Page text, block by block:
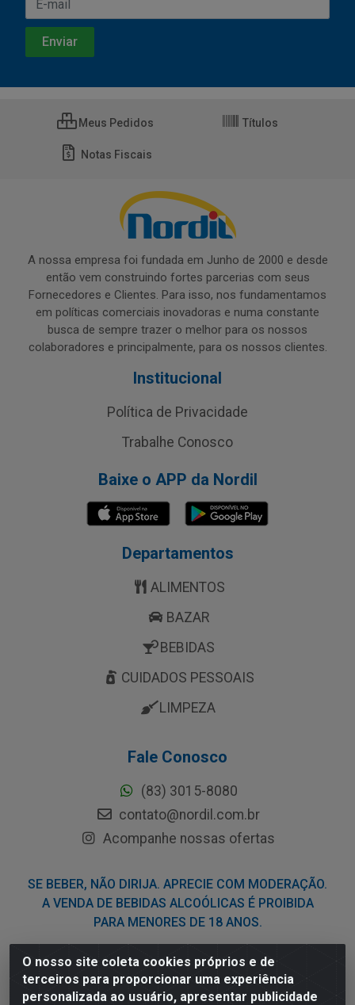
O nosso site coleta cookies próprios e de
terceiros para proporcionar uma experiência
personalizada ao usuário, apresentar publicidade
Meus Pedidos Títulos
Notas Fiscais
A nossa empresa foi fundada em Junho de 2000 e desde
então vem construindo fortes parcerias com seus
Fornecedores e Clientes. Para isso, nos fundamentamos
em políticas comerciais inovadoras e numa constante
busca de sempre trazer o melhor para os nossos
colaboradores e principalmente, para os nossos clientes.
Institucional
Política de Privacidade
Trabalhe Conosco
Baixe o APP da Nordil
Departamentos
ALIMENTOS
BAZAR
BEBIDAS
CUIDADOS PESSOAIS
LIMPEZA
Fale Conosco
(83) 3015-8080
contato@nordil.com.br
Acompanhe nossas ofertas
SE BEBER, NÃO DIRIJA. APRECIE COM MODERAÇÃO.
A VENDA DE BEBIDAS ALCOÓLICAS É PROIBIDA
PARA MENORES DE 18 ANOS.
Nordil Distribuidora - Avenida Liberdade, 2738, Bloco F -
Sesi - Bayeux/PB - CEP 58.111-400 - CNPJ